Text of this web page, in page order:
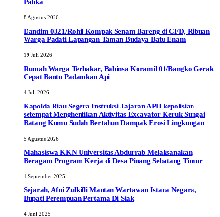
Palika
8 Agustus 2026
Dandim 0321/Rohil Kompak Senam Bareng di CFD, Ribuan
Warga Padati Lapangan Taman Budaya Batu Enam
19 Juli 2026
Rumah Warga Terbakar, Babinsa Koramil 01/Bangko Gerak
Cepat Bantu Padamkan Api
4 Juli 2026
Kapolda Riau Segera Instruksi Jajaran APH kepolisian
setempat Menghentikan Aktivitas Excavator Keruk Sungai
Batang Kumu Sudah Bertahun Dampak Erosi Lingkungan
5 Agustus 2026
Mahasiswa KKN Universitas Abdurrab Melaksanakan
Beragam Program Kerja di Desa Pinang Sebatang Timur
1 September 2025
Sejarah, Afni Zulkifli Mantan Wartawan Istana Negara,
Bupati Perempuan Pertama Di Siak
4 Juni 2025